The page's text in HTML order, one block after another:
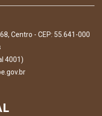
Centro - CEP: 55.641-000
4001)